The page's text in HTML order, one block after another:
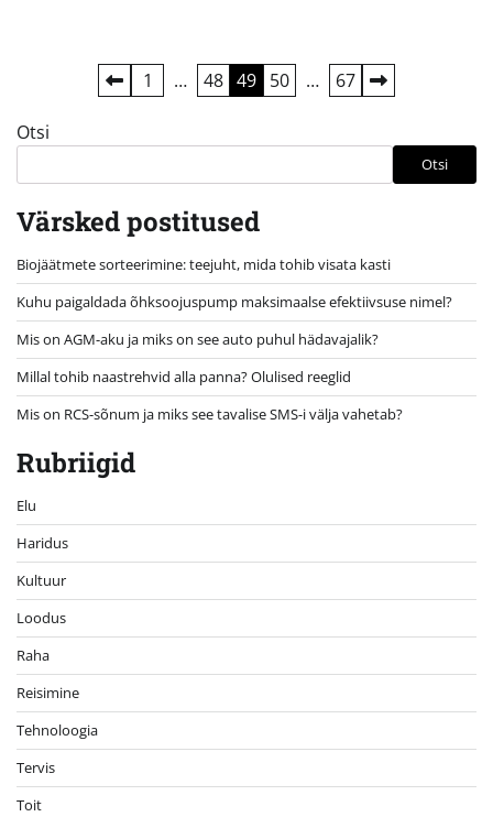
Postituste
leheküljendus
1 … 48 49 50 … 67
Otsi
Otsi
Värsked postitused
Biojäätmete sorteerimine: teejuht, mida tohib visata kasti
Kuhu paigaldada õhksoojuspump maksimaalse efektiivsuse nimel?
Mis on AGM-aku ja miks on see auto puhul hädavajalik?
Millal tohib naastrehvid alla panna? Olulised reeglid
Mis on RCS-sõnum ja miks see tavalise SMS-i välja vahetab?
Rubriigid
Elu
Haridus
Kultuur
Loodus
Raha
Reisimine
Tehnoloogia
Tervis
Toit